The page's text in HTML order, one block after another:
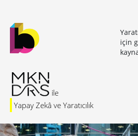
için
Yapay Zekâ ve Yaratıcılık